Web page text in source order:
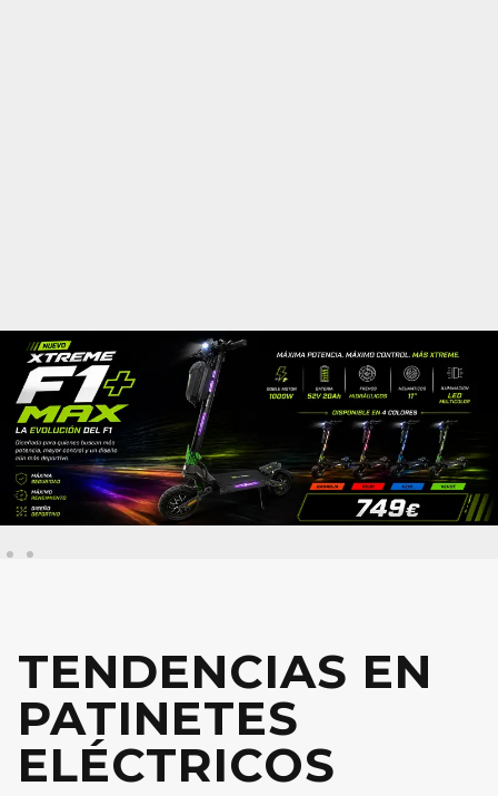
TENDENCIAS EN
PATINETES
ELÉCTRICOS